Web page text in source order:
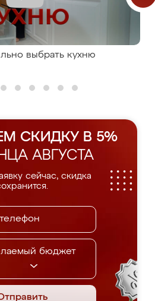
выбрать кухню
СКИДКУ В 5%
АВГУСТА
сейчас, скидка
бюджет